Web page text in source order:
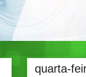
quarta-